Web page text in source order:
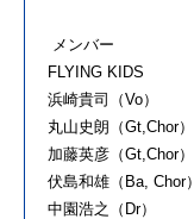
メンバー
FLYING KIDS
浜崎貴司（Vo）
丸山史朗（Gt,Chor）
加藤英彦（Gt,Chor）
伏島和雄（Ba, Chor）
中園浩之（Dr）